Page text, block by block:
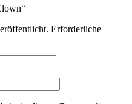
Erforderliche